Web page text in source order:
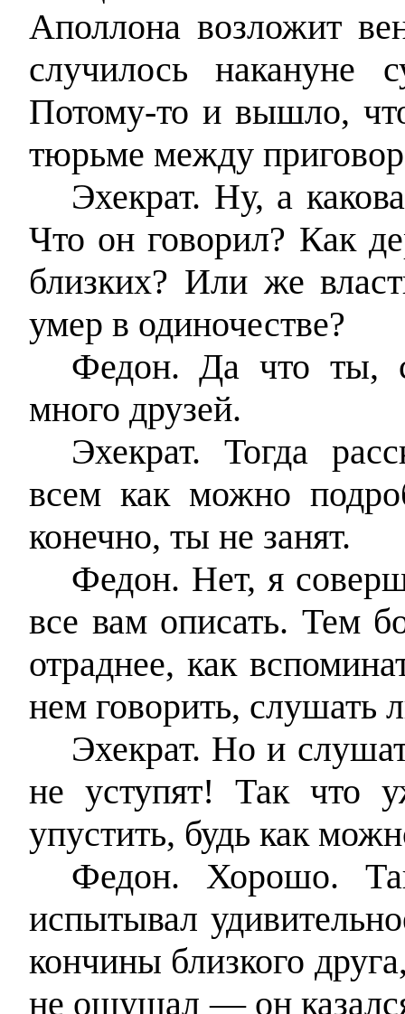
Аполлона возложит
случилось
Потому-то и вышло,
тюрьме между
Эхекрат. Ну, а
Что он говорил? Как
близких? Или же
умер в одиночестве?
Федон. Да что ты,
много друзей.
Эхекрат. Тогда
всем как можно
конечно, ты не занят.
Федон. Нет, я
все вам описать. Тем
отраднее, как
нем говорить, слушать
Эхекрат. Но и
не уступят! Так что
упустить, будь как
Федон. Хорошо.
испытывал
кончины близкого
не ощущал — он